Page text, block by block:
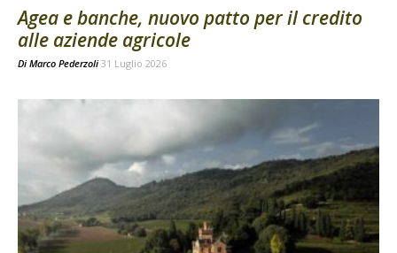
Agea e banche, nuovo patto per il credito
alle aziende agricole
Di Marco Pederzoli 31 Luglio 2026